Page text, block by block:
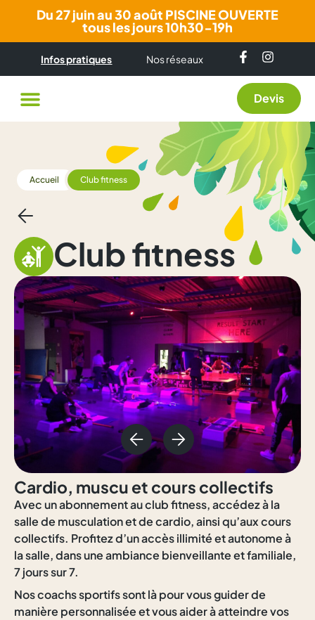
Du 27 juin au 30 août PISCINE OUVERTE
tous les jours 10h30-19h
Infos pratiques Nos réseaux
Devis
Accueil Club fitness
Club fitness
Cardio, muscu et cours collectifs
Avec un abonnement au club fitness, accédez à la
salle de musculation et de cardio, ainsi qu’aux cours
collectifs. Profitez d’un accès illimité et autonome à
la salle, dans une ambiance bienveillante et familiale,
7 jours sur 7.
Nos coachs sportifs sont là pour vous guider de
manière personnalisée et vous aider à atteindre vos